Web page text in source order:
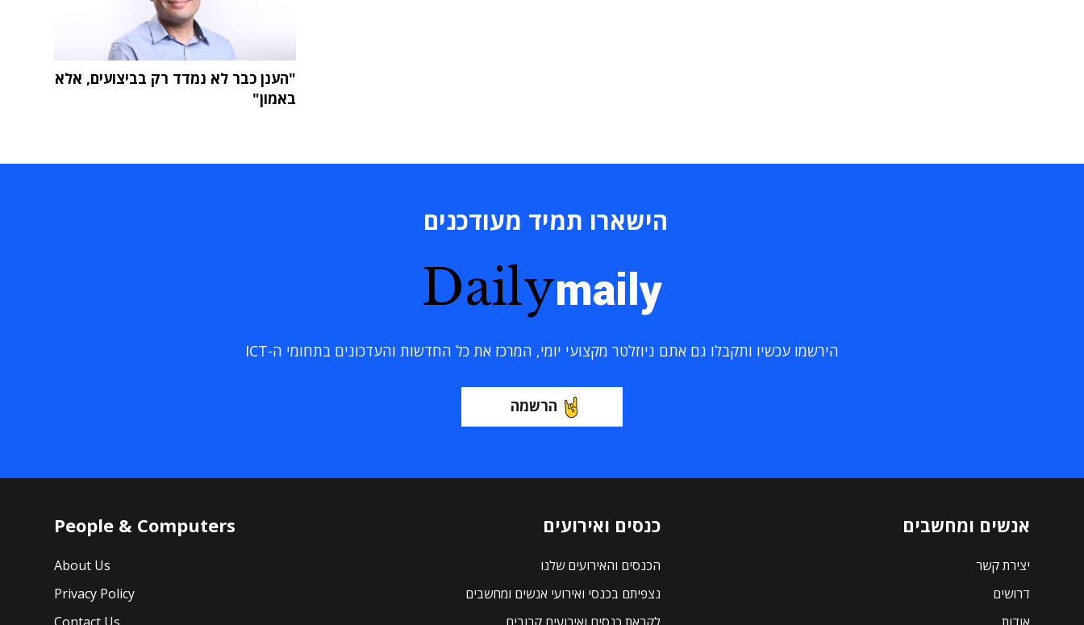
"הענן כבר לא נמדד רק בביצועים, אלא
באמון"
הישארו תמיד מעודכנים
Dailymaily
הירשמו עכשיו ותקבלו גם אתם ניוזלטר מקצועי יומי, המרכז את כל החדשות והעדכונים בתחומי ה-ICT
הרשמה
אנשים ומחשבים
יצירת קשר
דרושים
כנסים ואירועים
הכנסים והאירועים שלנו
נצפיתם בכנסי ואירועי אנשים ומחשבים
People & Computers
About Us
Privacy Policy